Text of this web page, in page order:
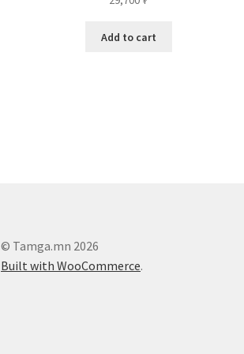
Add to cart
© Tamga.mn 2026
Built with WooCommerce.